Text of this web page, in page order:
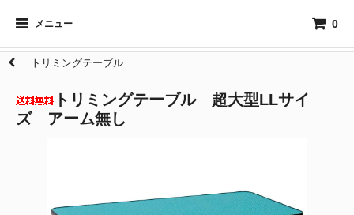
メニュー 0
トリミングテーブル
トリミングテーブル 超大型LLサイ
ズ アーム無し